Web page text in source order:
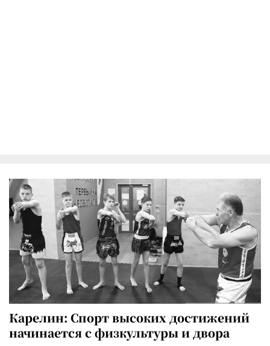
Карелин: Спорт высоких достижений
начинается с физкультуры и двора